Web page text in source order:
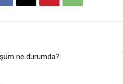
ne durumda?